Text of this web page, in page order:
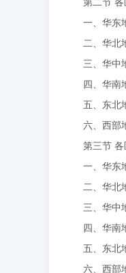
一、华东
二、华北
三、华中
四、华南
五、东北
六、西部
第三节
一、华东
二、华北
三、华中
四、华南
五、东北
六、西部